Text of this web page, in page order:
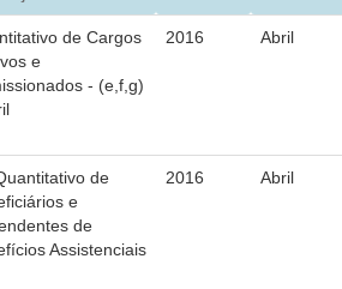
do PJe
Regional do e-Gestão e de Tabelas
de Pesquisa Judiciária e Ciência de
de Cargos
e
- (e,f,g)
2016 Abril
de
e
de
Assistenciais
2016 Abril